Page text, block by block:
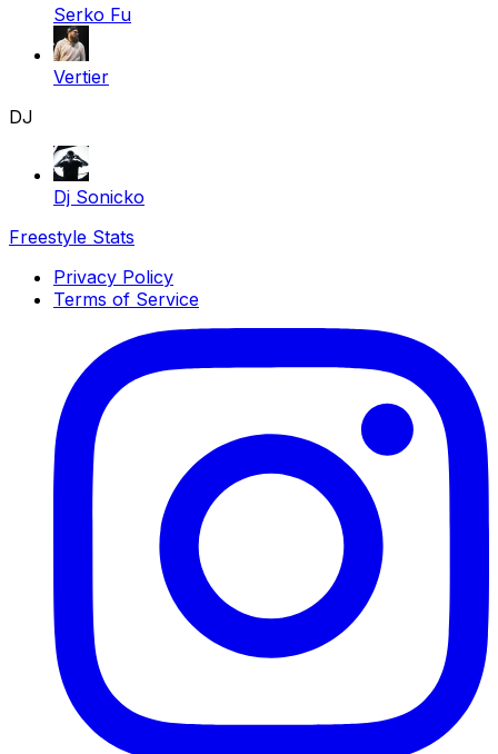
Serko Fu
Vertier
DJ
Dj Sonicko
Freestyle Stats
Privacy Policy
Terms of Service